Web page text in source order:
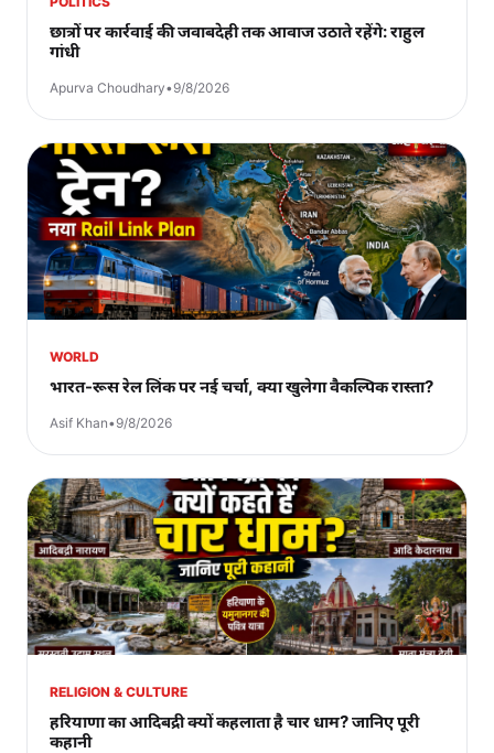
छात्रों पर कार्रवाई की जवाबदेही तक आवाज उठाते रहेंगे: राहुल
गांधी
Apurva Choudhary•9/8/2026
WORLD
भारत-रूस रेल लिंक पर नई चर्चा, क्या खुलेगा वैकल्पिक रास्ता?
Asif Khan•9/8/2026
RELIGION & CULTURE
हरियाणा का आदिबद्री क्यों कहलाता है चार धाम? जानिए पूरी
कहानी